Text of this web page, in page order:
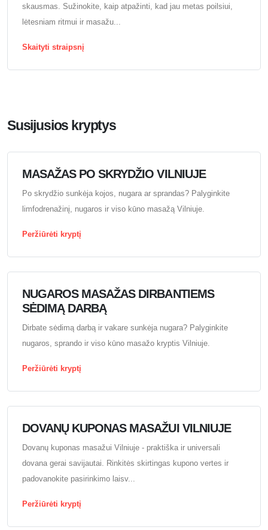
skausmas. Sužinokite, kaip atpažinti, kad jau metas poilsiui,
lėtesniam ritmui ir masažu...
Skaityti straipsnį
Susijusios kryptys
MASAŽAS PO SKRYDŽIO VILNIUJE
Po skrydžio sunkėja kojos, nugara ar sprandas? Palyginkite
limfodrenažinį, nugaros ir viso kūno masažą Vilniuje.
Peržiūrėti kryptį
NUGAROS MASAŽAS DIRBANTIEMS
SĖDIMĄ DARBĄ
Dirbate sėdimą darbą ir vakare sunkėja nugara? Palyginkite
nugaros, sprando ir viso kūno masažo kryptis Vilniuje.
Peržiūrėti kryptį
DOVANŲ KUPONAS MASAŽUI VILNIUJE
Dovanų kuponas masažui Vilniuje - praktiška ir universali
dovana gerai savijautai. Rinkitės skirtingas kupono vertes ir
padovanokite pasirinkimo laisv...
Peržiūrėti kryptį